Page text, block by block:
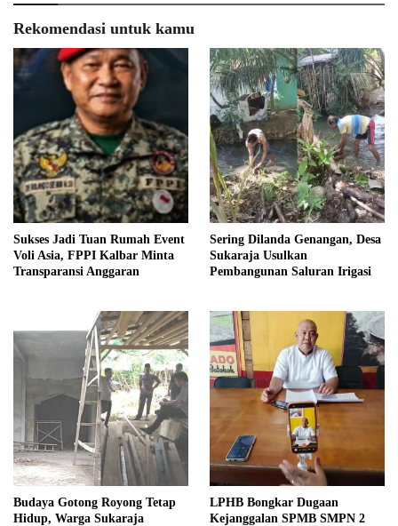
Rekomendasi untuk kamu
Sukses Jadi Tuan Rumah Event
Voli Asia, FPPI Kalbar Minta
Transparansi Anggaran
Sering Dilanda Genangan, Desa
Sukaraja Usulkan
Pembangunan Saluran Irigasi
Budaya Gotong Royong Tetap
Hidup, Warga Sukaraja
LPHB Bongkar Dugaan
Kejanggalan SPMB SMPN 2